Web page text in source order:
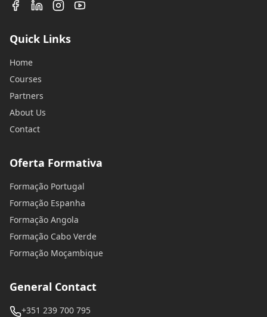
Quick Links
Home
Courses
Partners
About Us
Contact
Oferta Formativa
Formação Portugal
Formação Espanha
Formação Angola
Formação Cabo Verde
Formação Moçambique
General Contact
+351 239 700 795